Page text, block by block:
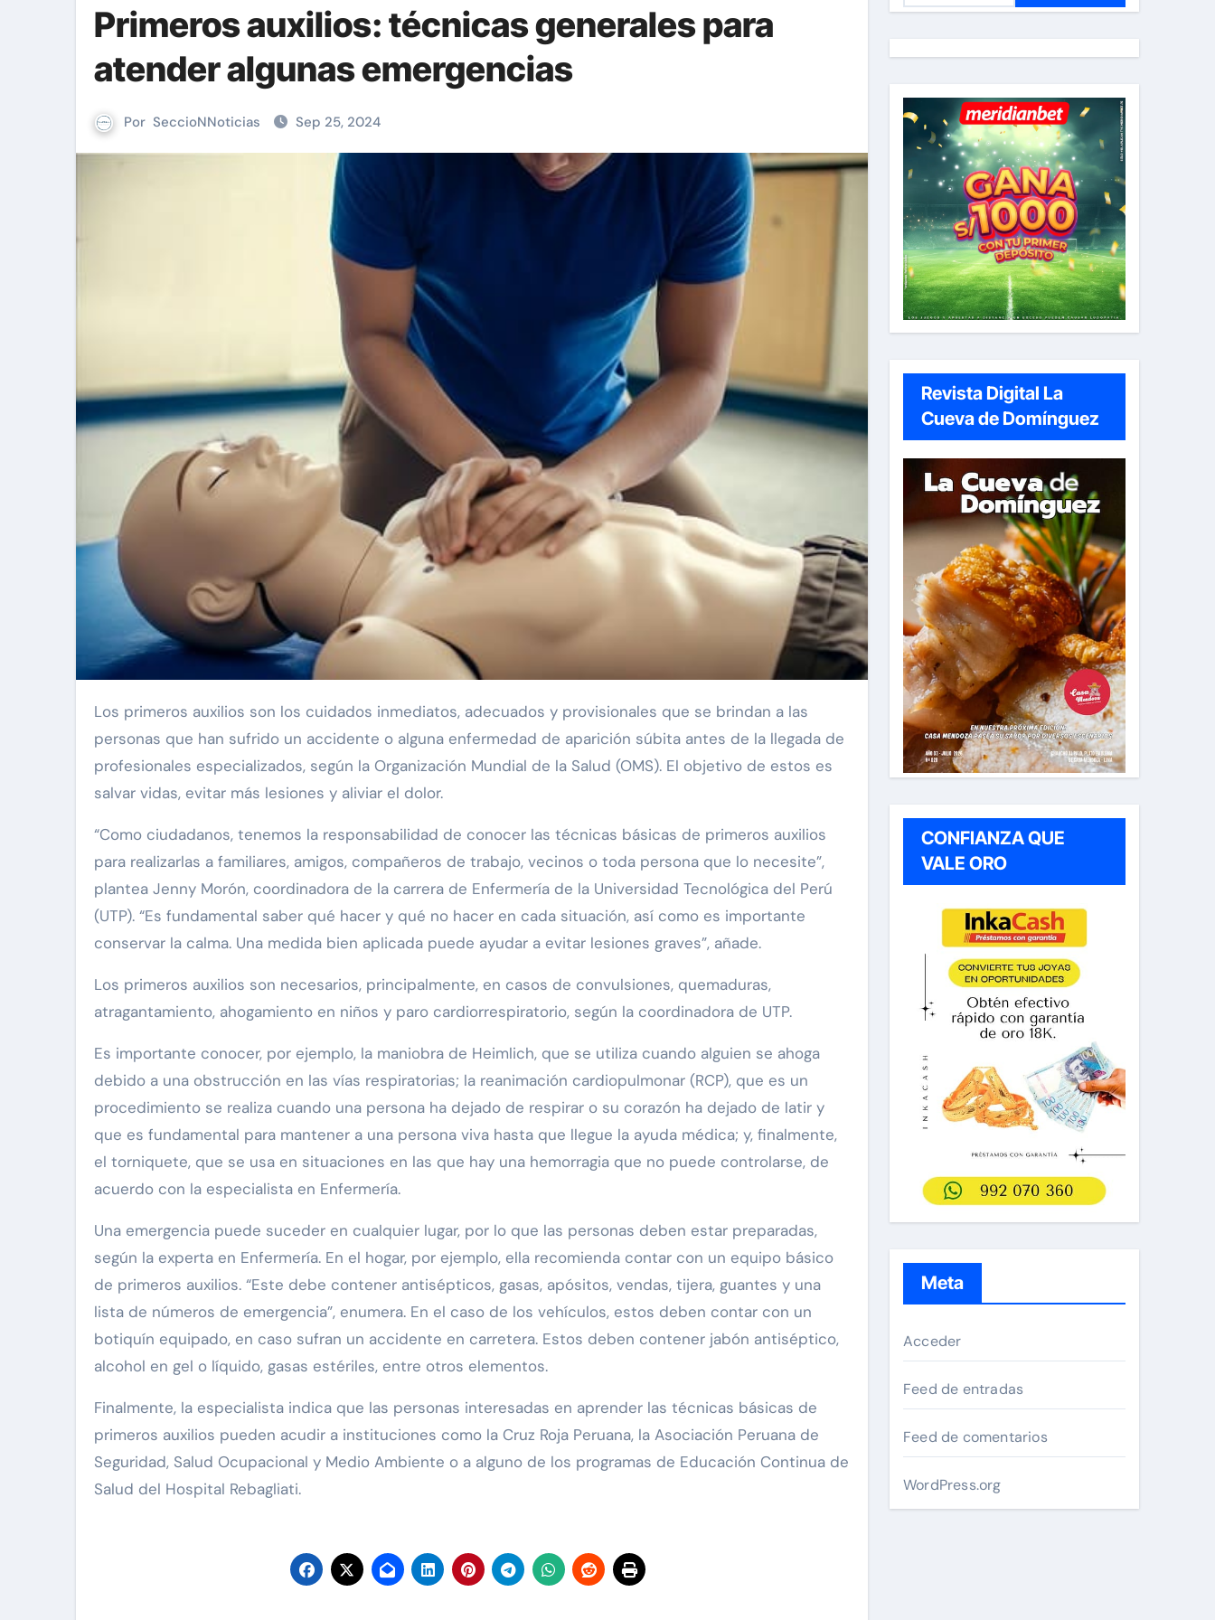
Primeros auxilios: técnicas generales para
atender algunas emergencias
Por SeccioNNoticias Sep 25, 2024
Los primeros auxilios son los cuidados inmediatos, adecuados y provisionales que se brindan a las
personas que han sufrido un accidente o alguna enfermedad de aparición súbita antes de la llegada de
profesionales especializados, según la Organización Mundial de la Salud (OMS). El objetivo de estos es
salvar vidas, evitar más lesiones y aliviar el dolor.
“Como ciudadanos, tenemos la responsabilidad de conocer las técnicas básicas de primeros auxilios
para realizarlas a familiares, amigos, compañeros de trabajo, vecinos o toda persona que lo necesite”,
plantea Jenny Morón, coordinadora de la carrera de Enfermería de la Universidad Tecnológica del Perú
(UTP). “Es fundamental saber qué hacer y qué no hacer en cada situación, así como es importante
conservar la calma. Una medida bien aplicada puede ayudar a evitar lesiones graves”, añade.
Los primeros auxilios son necesarios, principalmente, en casos de convulsiones, quemaduras,
atragantamiento, ahogamiento en niños y paro cardiorrespiratorio, según la coordinadora de UTP.
Es importante conocer, por ejemplo, la maniobra de Heimlich, que se utiliza cuando alguien se ahoga
debido a una obstrucción en las vías respiratorias; la reanimación cardiopulmonar (RCP), que es un
procedimiento se realiza cuando una persona ha dejado de respirar o su corazón ha dejado de latir y
que es fundamental para mantener a una persona viva hasta que llegue la ayuda médica; y, finalmente,
el torniquete, que se usa en situaciones en las que hay una hemorragia que no puede controlarse, de
acuerdo con la especialista en Enfermería.
Una emergencia puede suceder en cualquier lugar, por lo que las personas deben estar preparadas,
según la experta en Enfermería. En el hogar, por ejemplo, ella recomienda contar con un equipo básico
de primeros auxilios. “Este debe contener antisépticos, gasas, apósitos, vendas, tijera, guantes y una
lista de números de emergencia”, enumera. En el caso de los vehículos, estos deben contar con un
botiquín equipado, en caso sufran un accidente en carretera. Estos deben contener jabón antiséptico,
alcohol en gel o líquido, gasas estériles, entre otros elementos.
Finalmente, la especialista indica que las personas interesadas en aprender las técnicas básicas de
primeros auxilios pueden acudir a instituciones como la Cruz Roja Peruana, la Asociación Peruana de
Seguridad, Salud Ocupacional y Medio Ambiente o a alguno de los programas de Educación Continua de
Salud del Hospital Rebagliati.
r
:
Revista Digital La
Cueva de Domínguez
CONFIANZA QUE
VALE ORO
Meta
Acceder
Feed de entradas
Feed de comentarios
WordPress.org